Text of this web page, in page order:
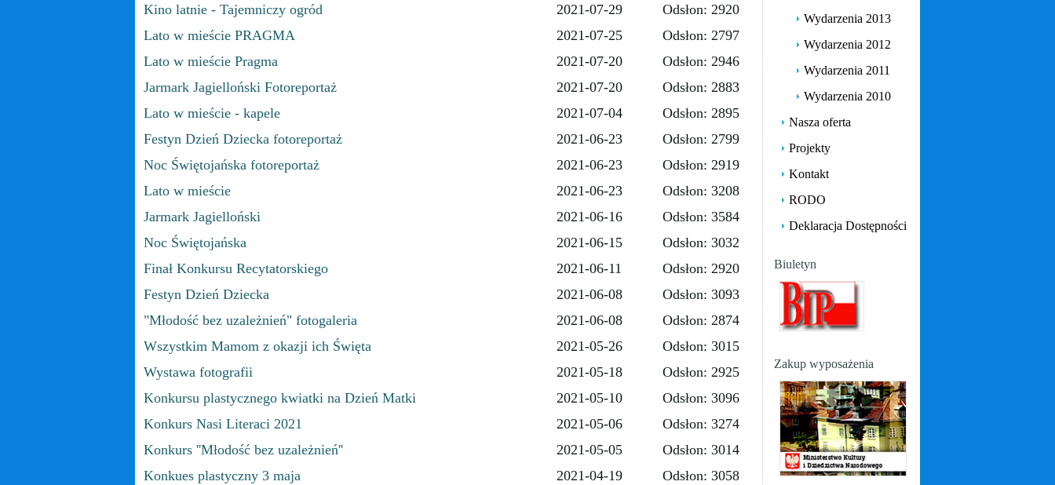
Kino latnie - Tajemniczy ogród
2021-07-29
Odsłon: 2920
Lato w mieście PRAGMA
2021-07-25
Odsłon: 2797
Lato w mieście Pragma
2021-07-20
Odsłon: 2946
Jarmark Jagielloński Fotoreportaż
2021-07-20
Odsłon: 2883
Lato w mieście - kapele
2021-07-04
Odsłon: 2895
Festyn Dzień Dziecka fotoreportaż
2021-06-23
Odsłon: 2799
Noc Świętojańska fotoreportaż
2021-06-23
Odsłon: 2919
Lato w mieście
2021-06-23
Odsłon: 3208
Jarmark Jagielloński
2021-06-16
Odsłon: 3584
Noc Świętojańska
2021-06-15
Odsłon: 3032
Finał Konkursu Recytatorskiego
2021-06-11
Odsłon: 2920
Festyn Dzień Dziecka
2021-06-08
Odsłon: 3093
"Młodość bez uzależnień" fotogaleria
2021-06-08
Odsłon: 2874
Wszystkim Mamom z okazji ich Święta
2021-05-26
Odsłon: 3015
Wystawa fotografii
2021-05-18
Odsłon: 2925
Konkursu plastycznego kwiatki na Dzień Matki
2021-05-10
Odsłon: 3096
Konkurs Nasi Literaci 2021
2021-05-06
Odsłon: 3274
Konkurs ''Młodość bez uzależnień''
2021-05-05
Odsłon: 3014
Konkues plastyczny 3 maja
2021-04-19
Odsłon: 3058
Wydarzenia 2013
Wydarzenia 2012
Wydarzenia 2011
Wydarzenia 2010
Nasza oferta
Projekty
Kontakt
RODO
Deklaracja Dostępności
Biuletyn
Zakup wyposażenia